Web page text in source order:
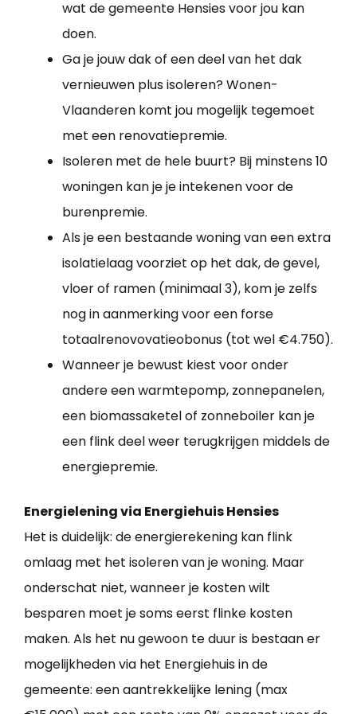
wat de gemeente Hensies voor jou kan
doen.
Ga je jouw dak of een deel van het dak
vernieuwen plus isoleren? Wonen-
Vlaanderen komt jou mogelijk tegemoet
met een renovatiepremie.
Isoleren met de hele buurt? Bij minstens 10
woningen kan je je intekenen voor de
burenpremie.
Als je een bestaande woning van een extra
isolatielaag voorziet op het dak, de gevel,
vloer of ramen (minimaal 3), kom je zelfs
nog in aanmerking voor een forse
totaalrenovovatieobonus (tot wel €4.750).
Wanneer je bewust kiest voor onder
andere een warmtepomp, zonnepanelen,
een biomassaketel of zonneboiler kan je
een flink deel weer terugkrijgen middels de
energiepremie.
Energielening via Energiehuis Hensies
Het is duidelijk: de energierekening kan flink
omlaag met het isoleren van je woning. Maar
onderschat niet, wanneer je kosten wilt
besparen moet je soms eerst flinke kosten
maken. Als het nu gewoon te duur is bestaan er
mogelijkheden via het Energiehuis in de
gemeente: een aantrekkelijke lening (max